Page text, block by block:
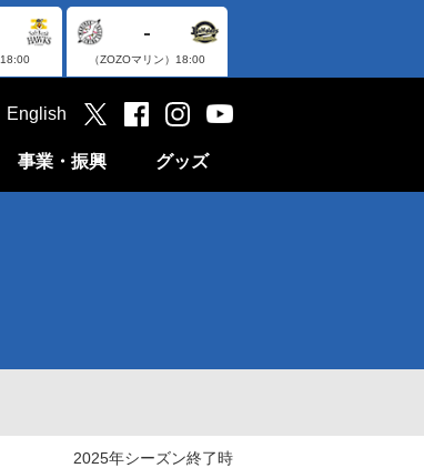
18:00
-
（ZOZOマリン） 18:00
事業・振興 グッズ
English
2025年シーズン終了時